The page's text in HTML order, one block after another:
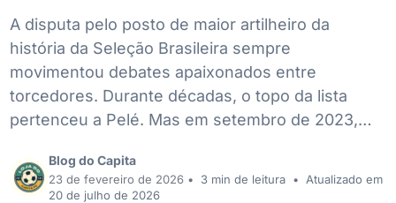
A disputa pelo posto de maior artilheiro da
história da Seleção Brasileira sempre
movimentou debates apaixonados entre
torcedores. Durante décadas, o topo da lista
pertenceu a Pelé. Mas em setembro de 2023,…
Blog do Capita
23 de fevereiro de 2026 • 3 min de leitura •
Atualizado em
20 de julho de 2026